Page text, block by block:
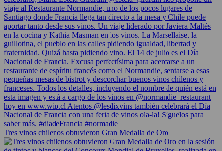
Tres vinos chilenos obtuvieron Gran Medalla de Oro